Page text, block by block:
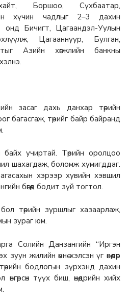
Боршоо, Сүхбаатар,
хүчин чадлыг 2–3 дахин
онд Бичигт, Цагаандэл-Уулын
Цагааннуур, Булган,
Азийн хөгжлийн банкны
засаг дахь данхар төрийн
багасгаж, төрийг байр байранд
байх учиртай. Төрийн оролцоо
шахагдаж, боломж хумигддаг.
хэрээр хувийн хэвшил
бөгөөд бодит зүй тогтол.
төрийн зуршлыг хазаарлаж,
зураг юм.
Солийн Данзангийн “Иргэн
жилийн өмнө хэлсэн үг өнөөдөр
бодлогын зүрхэнд дахин
түүх биш, өнөөдрийн хийх